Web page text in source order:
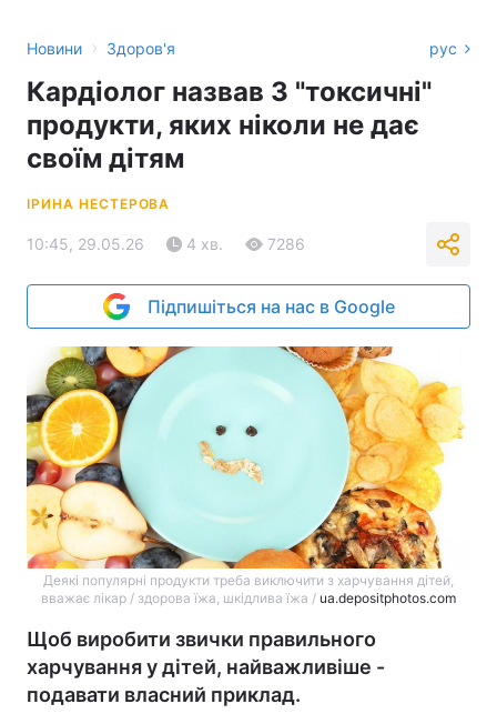
Новини › Здоров'я рус
Кардіолог назвав 3 "токсичні"
продукти, яких ніколи не дає
своїм дітям
ІРИНА НЕСТЕРОВА
10:45, 29.05.26 4 хв. 7286
Підпишіться на нас в Google
Деякі популярні продукти треба виключити з харчування дітей,
вважає лікар / здорова їжа, шкідлива їжа / ua.depositphotos.com
Щоб виробити звички правильного
харчування у дітей, найважливіше -
подавати власний приклад.